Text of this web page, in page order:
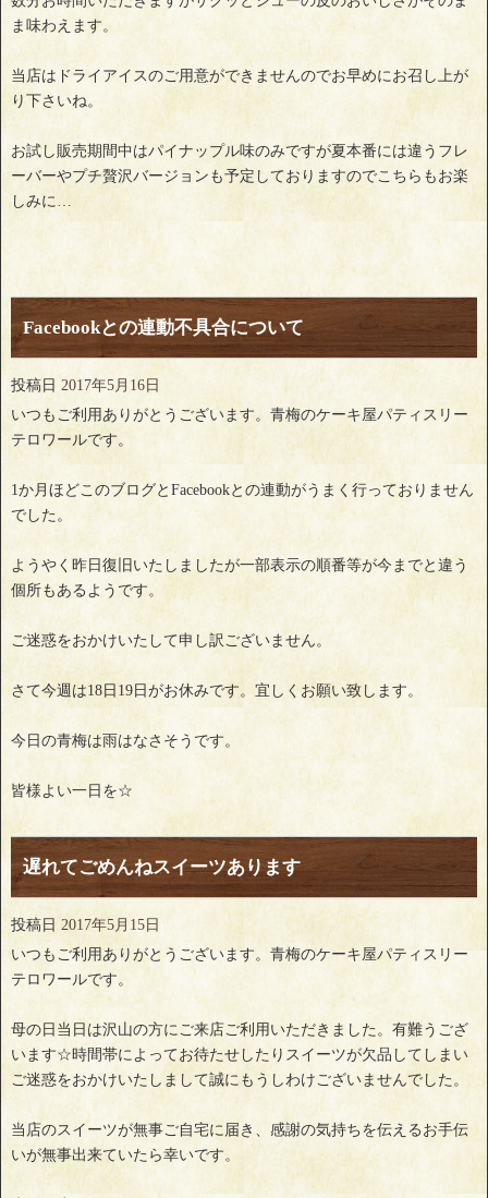
ま味わえます。
当店はドライアイスのご用意ができませんのでお早めにお召し上が
り下さいね。
お試し販売期間中はパイナップル味のみですが夏本番には違うフレ
ーバーやプチ贅沢バージョンも予定しておりますのでこちらもお楽
しみに…
Facebookとの連動不具合について
投稿日 2017年5月16日
いつもご利用ありがとうございます。青梅のケーキ屋パティスリー
テロワールです。
1か月ほどこのブログとFacebookとの連動がうまく行っておりません
でした。
ようやく昨日復旧いたしましたが一部表示の順番等が今までと違う
個所もあるようです。
ご迷惑をおかけいたして申し訳ございません。
さて今週は18日19日がお休みです。宜しくお願い致します。
今日の青梅は雨はなさそうです。
皆様よい一日を☆
遅れてごめんねスイーツあります
投稿日 2017年5月15日
いつもご利用ありがとうございます。青梅のケーキ屋パティスリー
テロワールです。
母の日当日は沢山の方にご来店ご利用いただきました。有難うござ
います☆時間帯によってお待たせしたりスイーツが欠品してしまい
ご迷惑をおかけいたしまして誠にもうしわけございませんでした。
当店のスイーツが無事ご自宅に届き、感謝の気持ちを伝えるお手伝
いが無事出来ていたら幸いです。